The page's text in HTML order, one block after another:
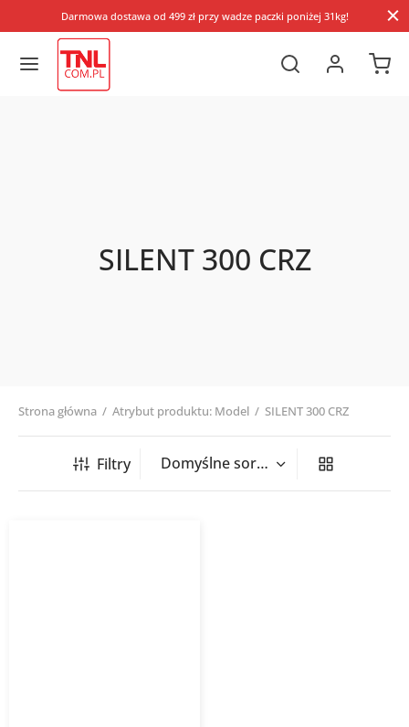
Darmowa dostawa od 499 zł przy wadze paczki poniżej 31kg!
SILENT 300 CRZ
Strona główna / Atrybut produktu: Model / SILENT 300 CRZ
Filtry